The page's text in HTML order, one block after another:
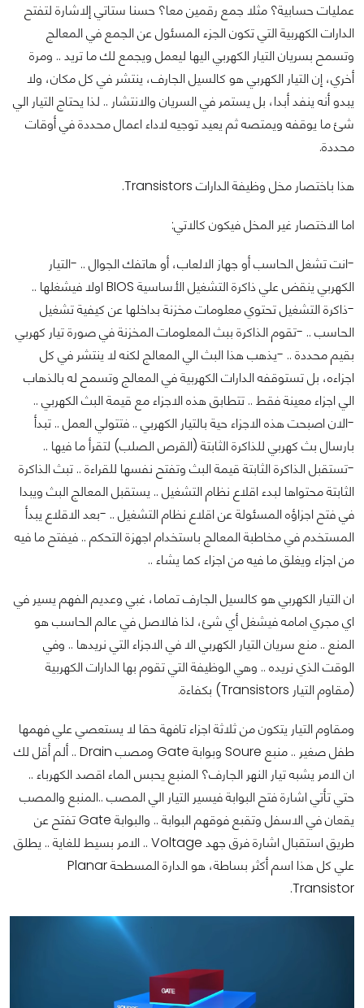
عمليات حسابية؟ مثلا جمع رقمين معا؟ حسنا ستاتي إلاشارة لتفتح
الدارات الكهربية التي تكون الجزء المسئول عن الجمع في المعالج
وتسمح بسريان التيار الكهربي اليها ليعمل ويجمع لك ما تريد .. ومرة
أخري، إن التيار الكهربي هو كالسيل الجارف، ينتشر في كل مكان، ولا
يبدو أنه ينفد أبدا، بل يستمر في السريان والانتشار .. لذا يحتاج التيار الي
شئ ما يوقفه ويمتصه ثم يعيد توجيه لاداء اعمال محددة في أوقات
محددة.
هذا باختصار مخل وظيفة الدارات Transistors.
اما الاختصار غير المخل فيكون كالاتي:
-انت تشغل الحاسب أو جهاز الالعاب، أو هاتفك الجوال .. -التيار
الكهربي ينقض علي ذاكرة التشغيل الأساسية BIOS اولا فيشغلها ..
-ذاكرة التشغيل تحتوي معلومات مخزنة بداخلها عن كيفية تشغيل
الحاسب .. -تقوم الذاكرة ببث المعلومات المخزنة في صورة تيار كهربي
بقيم محددة .. -يذهب هذا البث الي المعالج لكنه لا ينتشر في كل
اجزاءه، بل تستوقفه الدارات الكهربية في المعالج وتسمح له بالذهاب
الي اجزاء معينة فقط .. تتطابق هذه الاجزاء مع قيمة البث الكهربي ..
-الان اصبحت هذه الاجزاء حية بالتيار الكهربي .. فتتولي العمل .. تبدأ
بارسال بث كهربي للذاكرة الثابتة (القرص الصلب) لتقرأ ما فيها ..
-تستقبل الذاكرة الثابتة قيمة البث وتفتح نفسها للقراءة .. تبث الذاكرة
الثابتة محتواها لبدء اقلاع نظام التشغيل .. يستقبل المعالج البث ويبدا
في فتح اجزاؤه المسئولة عن اقلاع نظام التشغيل .. -بعد الاقلاع يبدأ
المستخدم في مخاطبة المعالج باستخدام اجهزة التحكم .. فيفتح ما فيه
من اجزاء ويغلق ما فيه من اجزاء كما يشاء ..
ان التيار الكهربي هو كالسيل الجارف تماما، غبي وعديم الفهم يسير في
اي مجري امامه فيشغل أي شئ، لذا فالاصل في عالم الحاسب هو
المنع .. منع سريان التيار الكهربي الا في الاجزاء التي نريدها .. وفي
الوقت الذي نريده .. وهي الوظيفة التي تقوم بها الدارات الكهربية
(مقاوم التيار Transistors) بكفاءة.
ومقاوم التيار يتكون من ثلاثة اجزاء تافهة حقا لا يستعصي علي فهمها
طفل صغير .. منبع Soure وبوابة Gate ومصب Drain .. ألم أقل لك
ان الامر يشبه تيار النهر الجارف؟ المنبع يحبس الماء اقصد الكهرباء ..
حتي تأتي اشارة فتح البوابة فيسير التيار الي المصب ..المنبع والمصب
يقعان في الاسفل وتقبع فوقهم البوابة .. والبوابة Gate تفتح عن
طريق استقبال اشارة فرق جهد Voltage .. الامر بسيط للغاية .. يطلق
علي كل هذا اسم أكثر بساطة، هو الدارة المسطحة Planar
Transistor.